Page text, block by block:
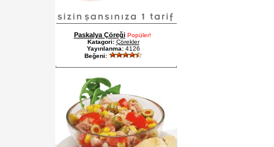
Paskalya ÇöreğiPopüler!
Katagori: Çörekler
Yayınlanma: 4126
Beğeni: